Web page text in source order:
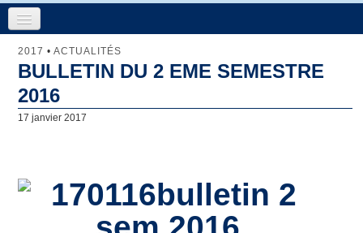
Accueil
Jumelage
Clamart
2017 • ACTUALITÉS
BULLETIN DU 2 EME SEMESTRE
2016
17 janvier 2017